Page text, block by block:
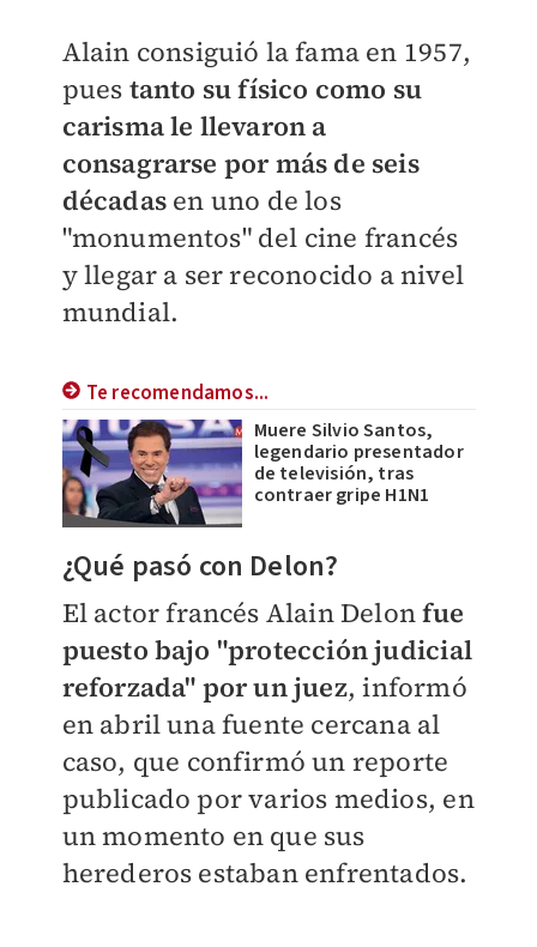
Alain consiguió la fama en 1957,
pues tanto su físico como su
carisma le llevaron a
consagrarse por más de seis
décadasen uno de los
"monumentos" del cine francés
y llegar a ser reconocido a nivel
mundial.
Te recomendamos...
Muere Silvio Santos,
legendario presentador
de televisión, tras
contraer gripe H1N1
¿Qué pasó con Delon?
El actor francés Alain Delonfue
puesto bajo "protección judicial
reforzada" por un juez, informó
en abril una fuente cercana al
caso, que confirmó un reporte
publicado por varios medios, en
un momento en que sus
herederos estaban enfrentados.